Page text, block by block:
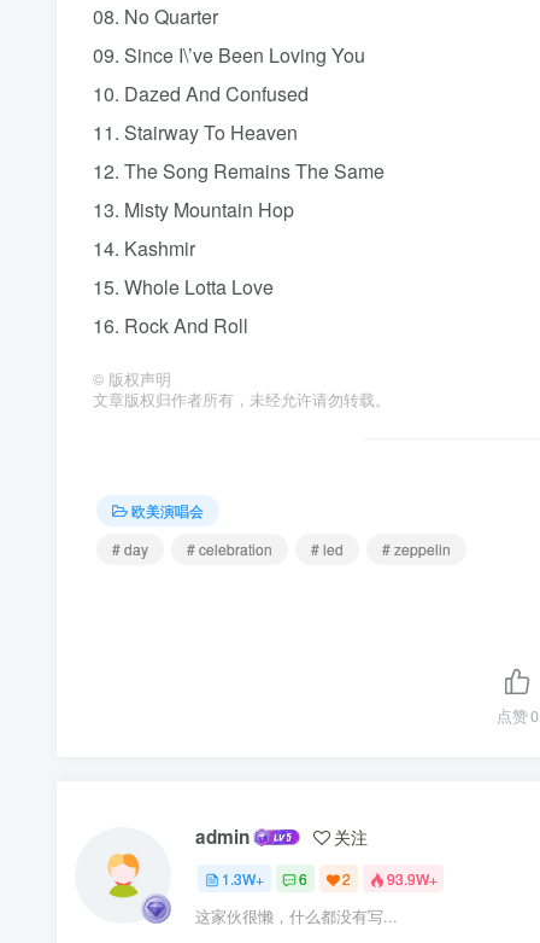
08. No Quarter
09. Since I\’ve Been Loving You
10. Dazed And Confused
11. Stairway To Heaven
12. The Song Remains The Same
13. Misty Mountain Hop
14. Kashmir
15. Whole Lotta Love
16. Rock And Roll
© 版权声明
文章版权归作者所有，未经允许请勿转载。
欧美演唱会
# day
# celebration # led # zeppelin
点赞0
admin 关注
1.3W+ 6 2 93.9W+
这家伙很懒，什么都没有写...